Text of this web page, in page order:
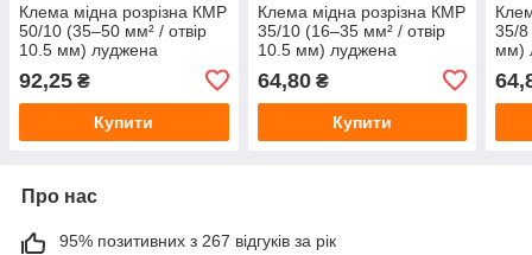
Клема мідна розрізна КМР
50/10 (35–50 мм² / отвір
10.5 мм) луджена
92,25 ₴
Купити
Клема мідна розрізна КМР
35/10 (16–35 мм² / отвір
10.5 мм) луджена
64,80₴
Купити
35/8
мм)
Про нас
95% позитивних з 267 відгуків за рік